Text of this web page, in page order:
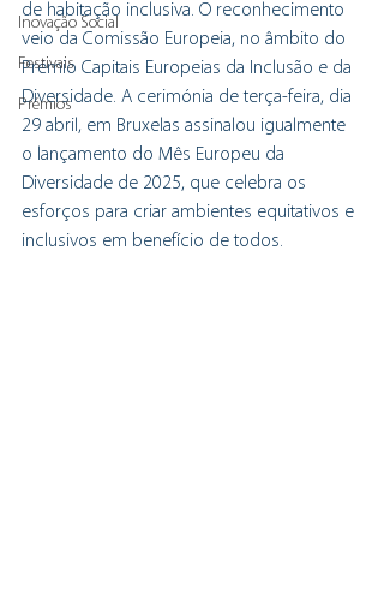
Inovação Social
Festivais
Prémios
de habitação inclusiva. O reconhecimento
veio da Comissão Europeia, no âmbito do
Prémio Capitais Europeias da Inclusão e da
Diversidade. A cerimónia de terça-feira, dia
29 abril, em Bruxelas assinalou igualmente
o lançamento do Mês Europeu da
Diversidade de 2025, que celebra os
esforços para criar ambientes equitativos e
inclusivos em benefício de todos.